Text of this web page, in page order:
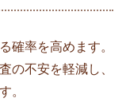
確率を高めます。
の不安を軽減し、
。